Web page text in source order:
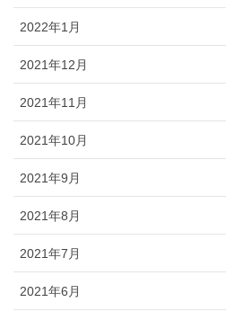
2022年1月
2021年12月
2021年11月
2021年10月
2021年9月
2021年8月
2021年7月
2021年6月